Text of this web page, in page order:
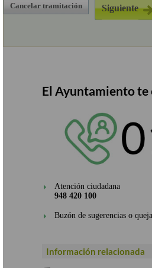
Cancelar tramitación
El Ayuntamiento te
Atención ciudadana
948 420 100
Buzón de sugerencias o
Información relacionada